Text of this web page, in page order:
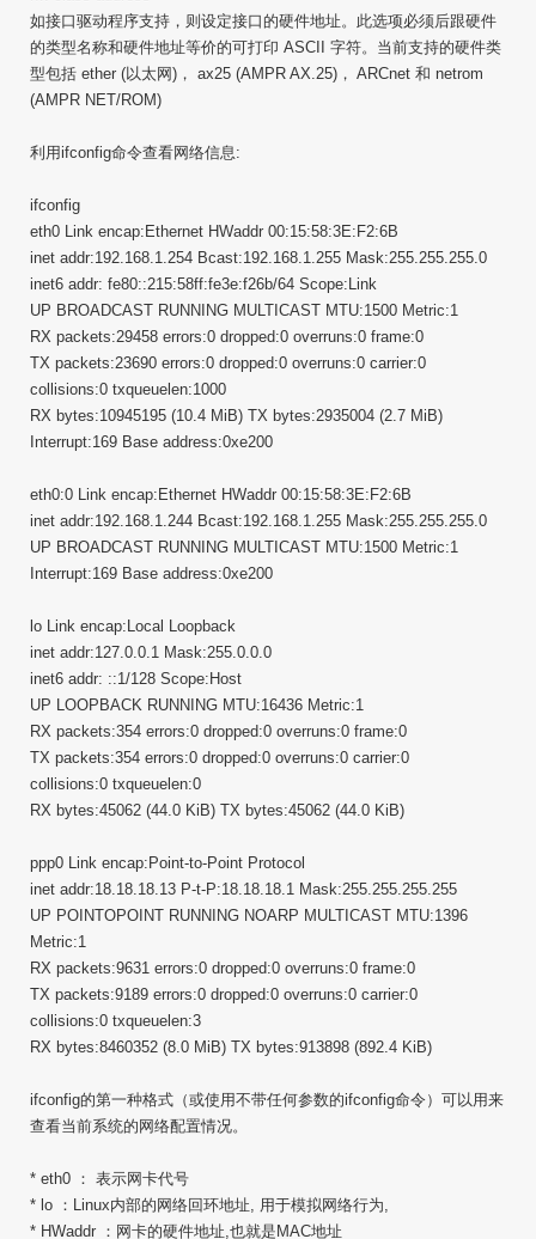
如接口驱动程序支持，则设定接口的硬件地址。此选项必须后跟硬件
的类型名称和硬件地址等价的可打印 ASCII 字符。当前支持的硬件类
型包括 ether (以太网)， ax25 (AMPR AX.25)， ARCnet 和 netrom
(AMPR NET/ROM)
利用ifconfig命令查看网络信息:
ifconfig
eth0 Link encap:Ethernet HWaddr 00:15:58:3E:F2:6B
inet addr:192.168.1.254 Bcast:192.168.1.255 Mask:255.255.255.0
inet6 addr: fe80::215:58ff:fe3e:f26b/64 Scope:Link
UP BROADCAST RUNNING MULTICAST MTU:1500 Metric:1
RX packets:29458 errors:0 dropped:0 overruns:0 frame:0
TX packets:23690 errors:0 dropped:0 overruns:0 carrier:0
collisions:0 txqueuelen:1000
RX bytes:10945195 (10.4 MiB) TX bytes:2935004 (2.7 MiB)
Interrupt:169 Base address:0xe200
eth0:0 Link encap:Ethernet HWaddr 00:15:58:3E:F2:6B
inet addr:192.168.1.244 Bcast:192.168.1.255 Mask:255.255.255.0
UP BROADCAST RUNNING MULTICAST MTU:1500 Metric:1
Interrupt:169 Base address:0xe200
lo Link encap:Local Loopback
inet addr:127.0.0.1 Mask:255.0.0.0
inet6 addr: ::1/128 Scope:Host
UP LOOPBACK RUNNING MTU:16436 Metric:1
RX packets:354 errors:0 dropped:0 overruns:0 frame:0
TX packets:354 errors:0 dropped:0 overruns:0 carrier:0
collisions:0 txqueuelen:0
RX bytes:45062 (44.0 KiB) TX bytes:45062 (44.0 KiB)
ppp0 Link encap:Point-to-Point Protocol
inet addr:18.18.18.13 P-t-P:18.18.18.1 Mask:255.255.255.255
UP POINTOPOINT RUNNING NOARP MULTICAST MTU:1396
Metric:1
RX packets:9631 errors:0 dropped:0 overruns:0 frame:0
TX packets:9189 errors:0 dropped:0 overruns:0 carrier:0
collisions:0 txqueuelen:3
RX bytes:8460352 (8.0 MiB) TX bytes:913898 (892.4 KiB)
ifconfig的第一种格式（或使用不带任何参数的ifconfig命令）可以用来
查看当前系统的网络配置情况。
* eth0 ： 表示网卡代号
* lo ：Linux内部的网络回环地址, 用于模拟网络行为,
* HWaddr ：网卡的硬件地址,也就是MAC地址